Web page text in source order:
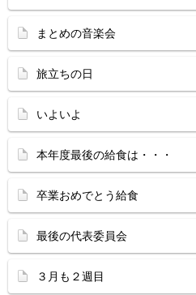
まとめの音楽会
旅立ちの日
いよいよ
本年度最後の給食は・・・
卒業おめでとう給食
最後の代表委員会
３月も２週目